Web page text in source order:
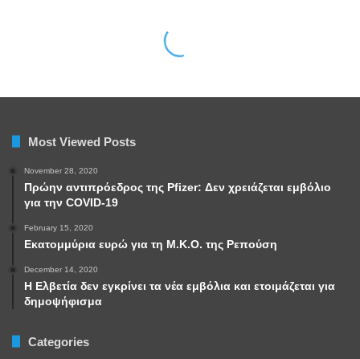
Most Viewed Posts
November 28, 2020
Πρώην αντιπρόεδρος της Pfizer: Δεν χρειάζεται εμβόλιο
για την COVID-19
February 15, 2020
Εκατομμύρια ευρώ για τη Μ.Κ.Ο. της Ρεπούση
December 14, 2020
Η Ελβετία δεν εγκρίνει τα νέα εμβόλια και ετοιμάζεται για
δημοψήφισμα
Categories